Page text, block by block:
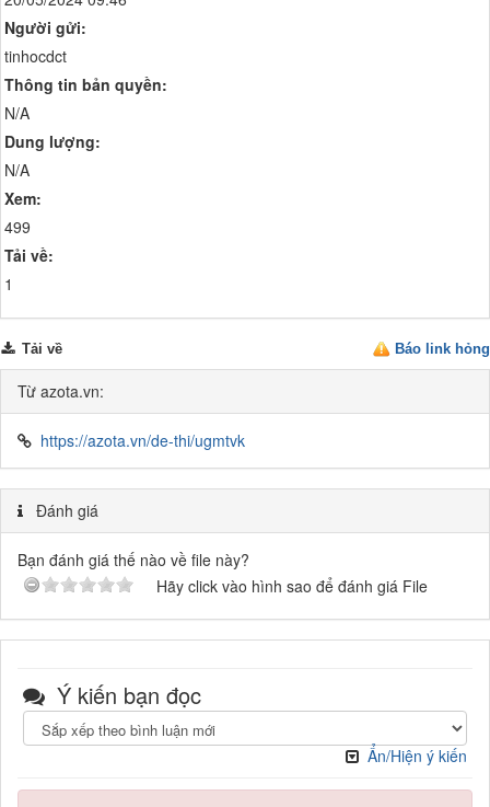
Người gửi:
tinhocdct
Thông tin bản quyền:
N/A
Dung lượng:
N/A
Xem:
499
Tải về:
1
Báo link hỏng
Tải về
Từ azota.vn:
https://azota.vn/de-thi/ugmtvk
Đánh giá
Bạn đánh giá thế nào về file này?
Hãy click vào hình sao để đánh giá File
Ý kiến bạn đọc
Ẩn/Hiện ý kiến